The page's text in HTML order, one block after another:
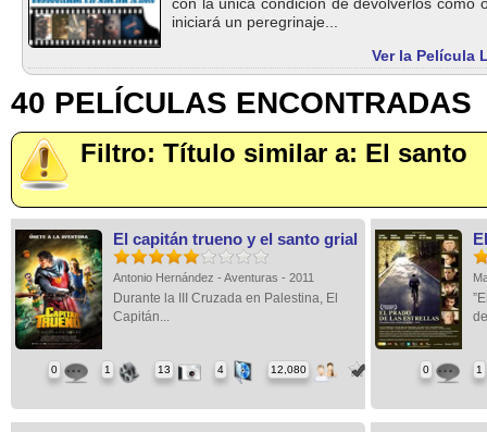
iniciará un peregrinaje...
Ver la Película
40 PELÍCULAS ENCONTRADAS
Filtro: Título similar a: El santo
El capitán trueno y el santo grial
Antonio Hernández - Aventuras - 2011
Durante la III Cruzada en Palestina, El
Capitán...
0 1 13 4 12,080 0 1